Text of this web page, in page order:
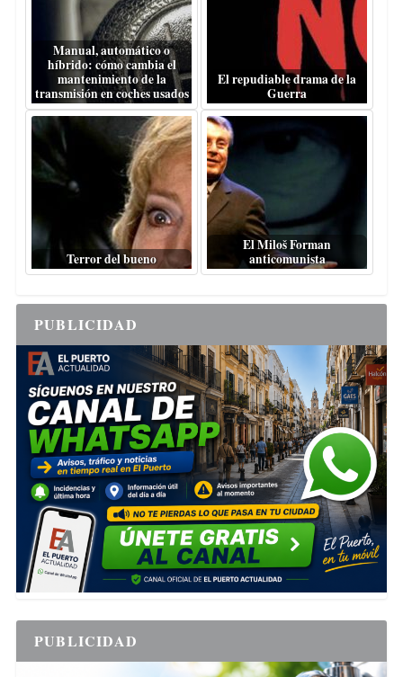
Manual, automático o
híbrido: cómo cambia el
mantenimiento de la
transmisión en coches usados
El repudiable drama de la
Guerra
Terror del bueno
El Miloš Forman
anticomunista
PUBLICIDAD
PUBLICIDAD